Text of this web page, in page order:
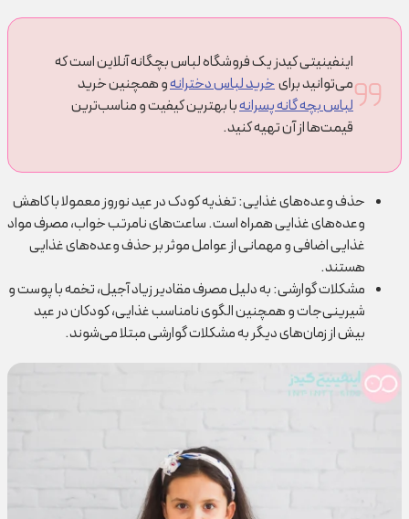
اینفینیتی کیدز یک فروشگاه لباس بچگانه آنلاین است که
می‌توانید برایخرید لباس دخترانهو همچنین خرید
لباس بچه گانه پسرانهبا بهترین کیفیت و مناسب‌ترین
قیمت‌ها از آن تهیه کنید.
حذف وعده‌های غذایی: تغذیه کودک در عید نوروز معمولا با کاهش
وعده‌های غذایی همراه است. ساعت‌های نامرتب خواب، مصرف مواد
غذایی اضافی و مهمانی از عوامل موثر بر حذف وعده‌های غذایی
هستند.
مشکلات گوارشی: به دلیل مصرف مقادیر زیاد آجیل، تخمه با پوست و
شیرینی‌جات و همچنین الگوی نامناسب غذایی، کودکان در عید
بیش از زمان‌های دیگر به مشکلات گوارشی مبتلا می‌شوند.